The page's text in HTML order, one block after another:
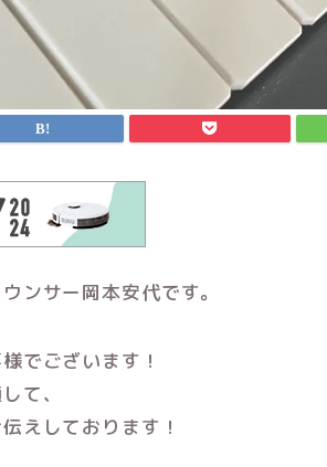
ンサー岡本安代です。
でございます！
て、
えしております！